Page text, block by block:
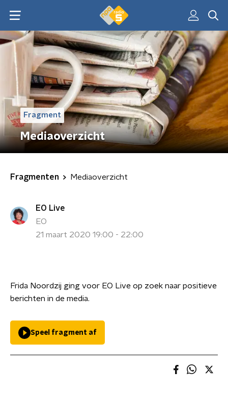
Fragment
Mediaoverzicht
Fragmenten Mediaoverzicht
EO Live
EO
21 maart 2020 19:00 - 22:00
Frida Noordzij ging voor EO Live op zoek naar positieve
berichten in de media.
Speel fragment af